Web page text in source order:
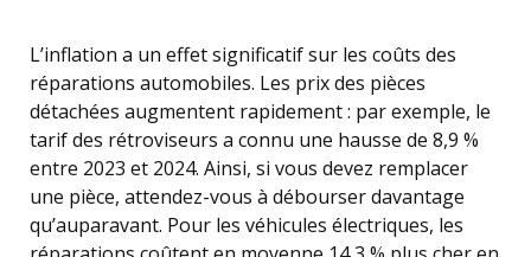
L’inflation a un effet significatif sur les coûts des
réparations automobiles. Les prix des pièces
détachées augmentent rapidement : par exemple, le
tarif des rétroviseurs a connu une hausse de 8,9 %
entre 2023 et 2024. Ainsi, si vous devez remplacer
une pièce, attendez-vous à débourser davantage
qu’auparavant. Pour les véhicules électriques, les